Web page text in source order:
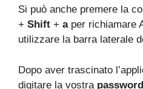
Si può anche premere la
+ Shift + a per richiamare
utilizzare la barra laterale
Dopo aver trascinato
digitare la vostra